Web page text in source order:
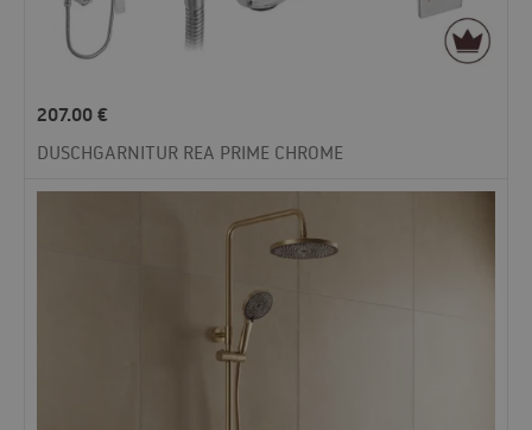
207.00€
DUSCHGARNITUR REA PRIME CHROME